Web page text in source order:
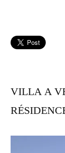
VILLA A